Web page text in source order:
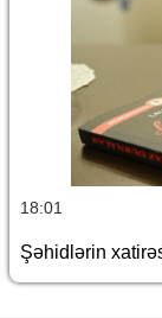
18:01
Şəhidlərin